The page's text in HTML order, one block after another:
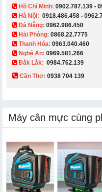
​ Hồ Chí Minh: 0902.787.139 -
Hà Nội: 0918.486.458 -
Đà Nẵng: 0962.986.450
Hải Phòng: 0868.22.7775
Thanh Hóa: 0963.040.460
Nghệ An: 0969.581.266
Đắk Lắk: 0984.762.139
Cần Thơ: 0938 704 139​
Máy cân mực cùng